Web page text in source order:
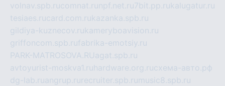
volnav.spb.rucomnat.ru npf.net.ru7bit.pp.rukalugatur.ru
tesiaes.rucard.com.rukazanka.spb.ru
gildiya-kuznecov.rukameryboavision.ru
griffoncom.spb.rufabrika-emotsiy.ru
PARK-MATROSOVA.RUagat.spb.ru
avtoyurist-moskva1.ru hardware.org.ruсхема-авто.рф
dg-lab.ruangrup.ru recruiter.spb.ru music8.spb.ru